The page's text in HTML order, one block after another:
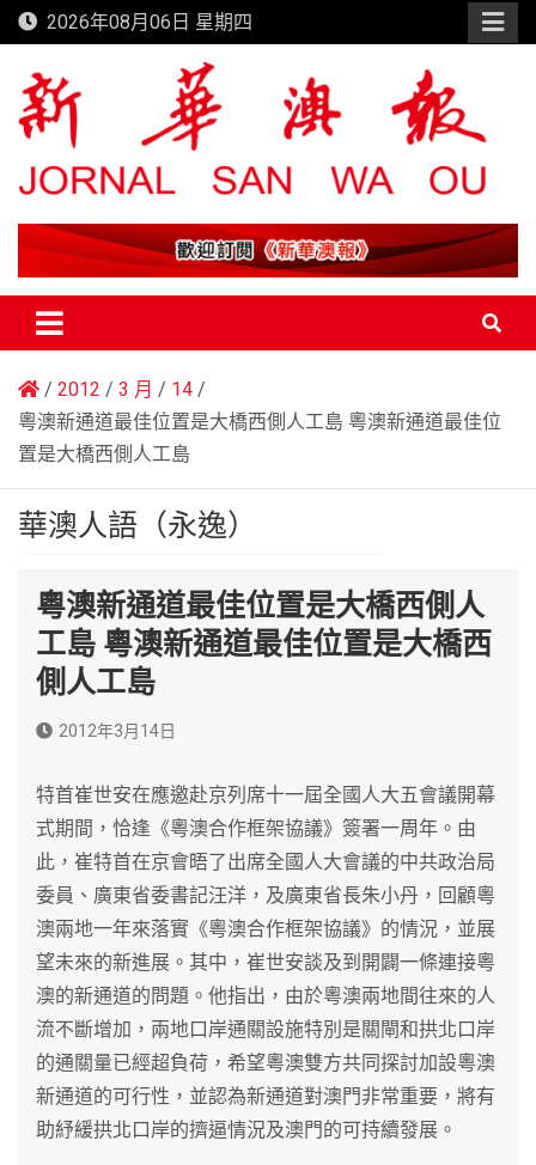
Skip
to
content
2026年08月06日 星期四
新華澳報
2012 3 月
14
粵澳新通道最佳位置是大橋西側人工島 粵澳新通道最佳位
置是大橋西側人工島
華澳人語（永逸）
粵澳新通道最佳位置是大橋西側人
工島 粵澳新通道最佳位置是大橋西
側人工島
2012年3月14日
特首崔世安在應邀赴京列席十一屆全國人大五會議開幕
式期間，恰逢《粵澳合作框架協議》簽署一周年。由
此，崔特首在京會晤了出席全國人大會議的中共政治局
委員、廣東省委書記汪洋，及廣東省長朱小丹，回顧粵
澳兩地一年來落實《粵澳合作框架協議》的情況，並展
望未來的新進展。其中，崔世安談及到開闢一條連接粵
澳的新通道的問題。他指出，由於粵澳兩地間往來的人
流不斷增加，兩地口岸通關設施特別是關閘和拱北口岸
的通關量已經超負荷，希望粵澳雙方共同探討加設粵澳
新通道的可行性，並認為新通道對澳門非常重要，將有
助紓緩拱北口岸的擠逼情況及澳門的可持續發展。